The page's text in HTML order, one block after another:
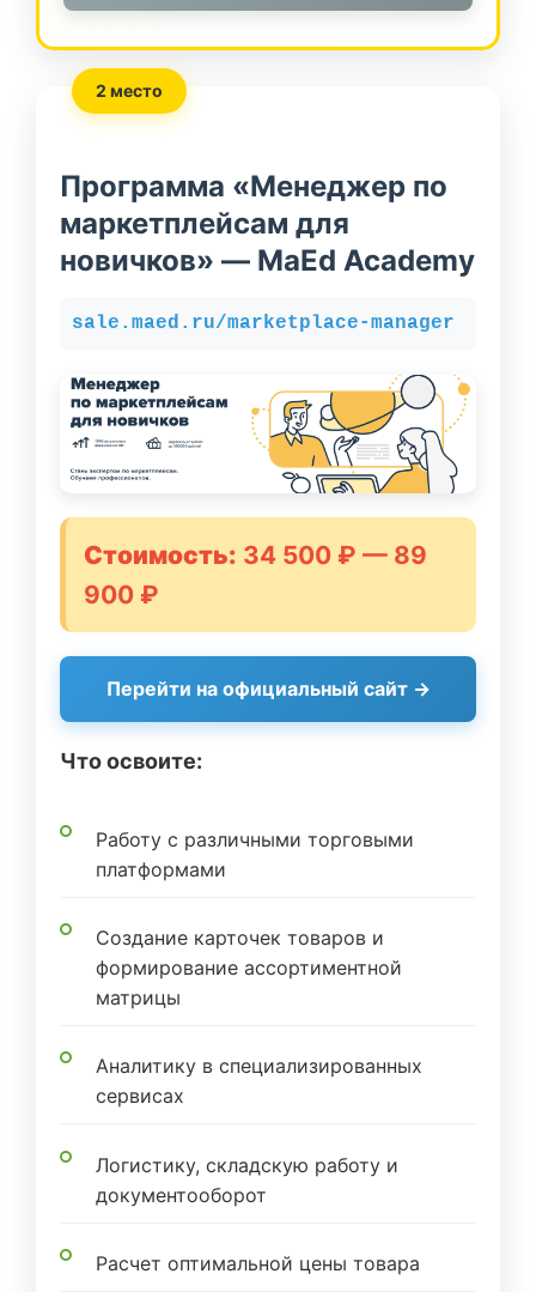
2 место
Программа «Менеджер по
маркетплейсам для
новичков» — MaEd Academy
sale.maed.ru/marketplace-manager
Стоимость: 34 500 ₽ — 89
900 ₽
Перейти на официальный сайт →
Что освоите:
Работу с различными торговыми
платформами
Создание карточек товаров и
формирование ассортиментной
матрицы
Аналитику в специализированных
сервисах
Логистику, складскую работу и
документооборот
Расчет оптимальной цены товара